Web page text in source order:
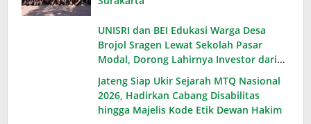
UNISRI dan BEI Edukasi Warga Desa
Brojol Sragen Lewat Sekolah Pasar
Modal, Dorong Lahirnya Investor dari
Jateng Siap Ukir Sejarah MTQ Nasional
2026, Hadirkan Cabang Disabilitas
hingga Majelis Kode Etik Dewan Hakim